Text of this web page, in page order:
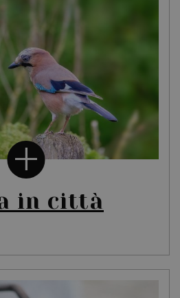
in città